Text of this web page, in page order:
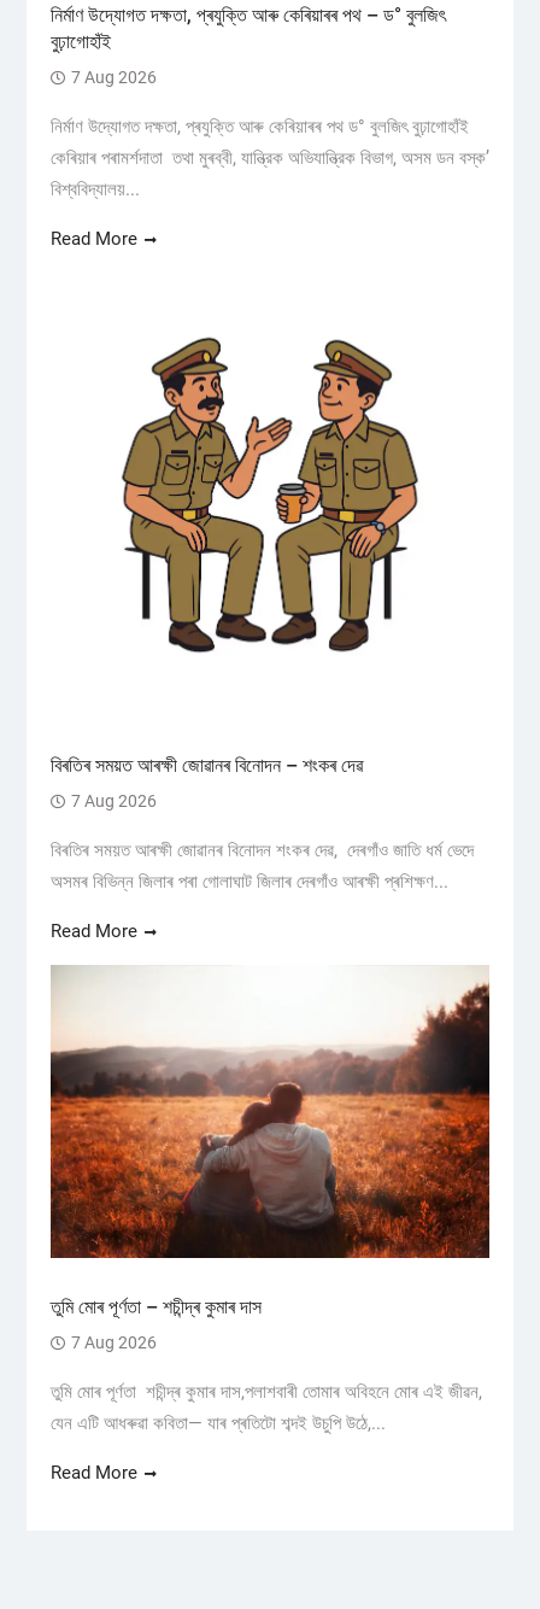
নিৰ্মাণ উদ্যোগত দক্ষতা, প্ৰযুক্তি আৰু কেৰিয়াৰৰ পথ – ড° বুলজিৎ
বুঢ়াগোহাঁই
7 Aug 2026
নিৰ্মাণ উদ্যোগত দক্ষতা, প্ৰযুক্তি আৰু কেৰিয়াৰৰ পথ ড° বুলজিৎ বুঢ়াগোহাঁই
কেৰিয়াৰ পৰামৰ্শদাতা তথা মুৰব্বী, যান্ত্রিক অভিযান্ত্রিক বিভাগ, অসম ডন বস্ক’
বিশ্ববিদ্যালয়...
Read More
বিৰতিৰ সময়ত আৰক্ষী জোৱানৰ বিনোদন – শংকৰ দেৱ
7 Aug 2026
বিৰতিৰ সময়ত আৰক্ষী জোৱানৰ বিনোদন শংকৰ দেৱ, দেৰগাঁও জাতি ধৰ্ম ভেদে
অসমৰ বিভিন্ন জিলাৰ পৰা গোলাঘাট জিলাৰ দেৰগাঁও আৰক্ষী প্ৰশিক্ষণ...
Read More
তুমি মোৰ পূৰ্ণতা – শচীন্দ্ৰ কুমাৰ দাস
7 Aug 2026
তুমি মোৰ পূৰ্ণতা শচীন্দ্ৰ কুমাৰ দাস,পলাশবাৰী তোমাৰ অবিহনে মোৰ এই জীৱন,
যেন এটি আধৰুৱা কবিতা— যাৰ প্ৰতিটো শব্দই উচুপি উঠে,...
Read More